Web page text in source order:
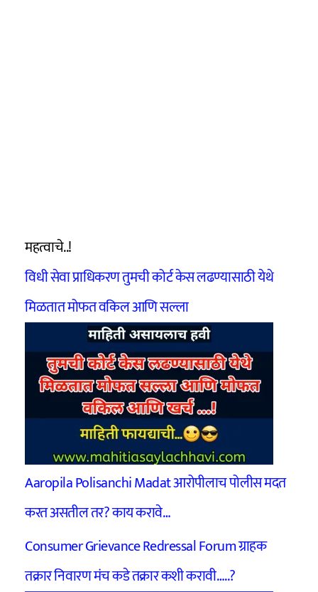
महत्वाचे..!
विधी सेवा प्राधिकरण तुमची कोर्ट केस लढण्यासाठी येथे
मिळतात मोफत वकिल आणि सल्ला
Aaropila Polisanchi Madat आरोपीलाच पोलीस मदत
करत असतील तर? काय करावे…
Consumer Grievance Redressal Forum ग्राहक
तक्रार निवारण मंच कडे तक्रार कशी करावी…..?